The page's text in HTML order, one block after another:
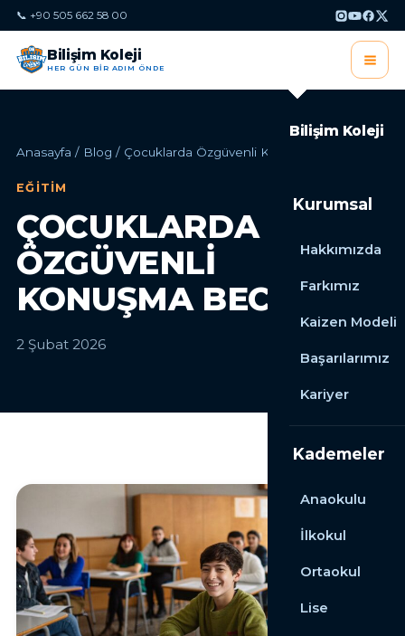
📞 +90 505 662 58 00
Bilişim Koleji
HER GÜN BİR ADIM ÖNDE
Bilişim Koleji
Kurumsal
Hakkımızda
Farkımız
Kaizen Modeli
Başarılarımız
Kariyer
Kademeler
Anaokulu
İlkokul
Ortaokul
Lise
Anasayfa / Blog / Çocuklarda Özgüvenli Konuşma Becerisi
EĞITIM
ÇOCUKLARDA
ÖZGÜVENLI
KONUŞMA BECERISI
2 Şubat 2026